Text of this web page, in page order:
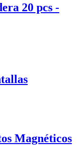
20 pcs -
Magnéticos